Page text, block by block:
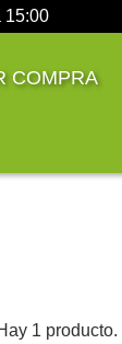
15:00
COMPRA
1 producto.